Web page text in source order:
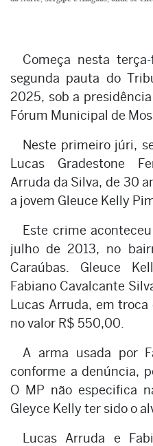
Começa nesta
segunda pauta do
2025, sob a
Fórum Municipal de
Neste primeiro júri,
Lucas Gradestone
Arruda da Silva, de 30
a jovem Gleuce Kelly
Este crime
julho de 2013, no
Caraúbas. Gleuce
Fabiano Cavalcante
Lucas Arruda, em
no valor R$ 550,00.
A arma usada por
conforme a denúncia,
O MP não especifica
Gleyce Kelly ter sido o
Lucas Arruda e